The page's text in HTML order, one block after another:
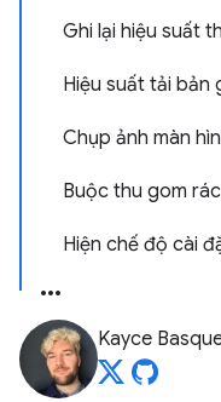
Ghi lại hiệu suất
Hiệu suất tải bản
Chụp ảnh màn
Buộc thu gom
Hiện chế độ cài
Kayce